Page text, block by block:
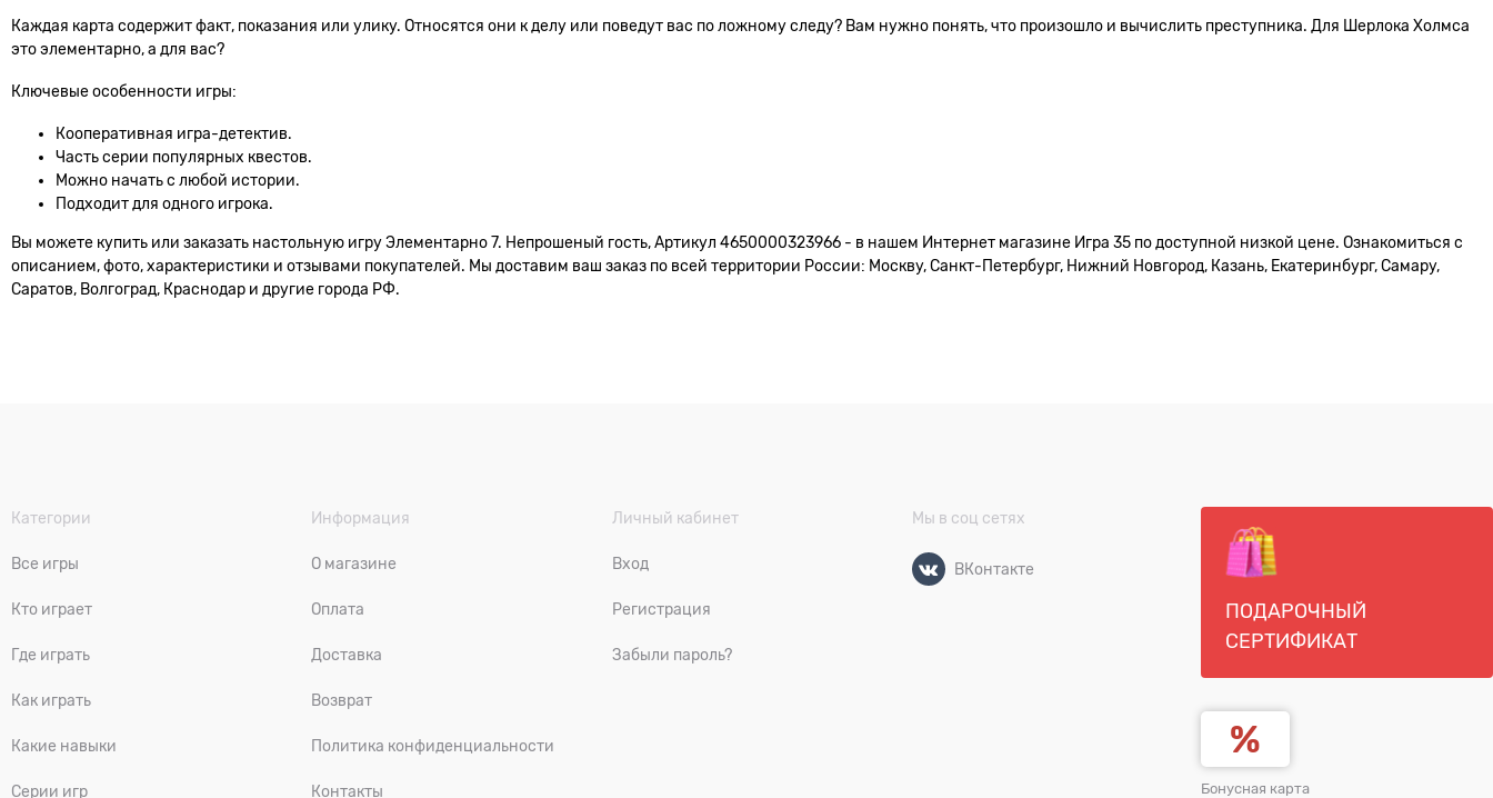
Каждая карта содержит факт, показания или улику. Относятся они к делу или поведут вас по ложному следу? Вам нужно понять, что произошло и вычислить преступника. Для Шерлока Холмса
это элементарно, а для вас?
Ключевые особенности игры:
Кооперативная игра-детектив.
Часть серии популярных квестов.
Можно начать с любой истории.
Подходит для одного игрока.
Вы можете купить или заказать настольную игру Элементарно 7. Непрошеный гость, Артикул 4650000323966 - в нашем Интернет магазине Игра 35 по доступной низкой цене. Ознакомиться с
описанием, фото, характеристики и отзывами покупателей. Мы доставим ваш заказ по всей территории России: Москву, Санкт-Петербург, Нижний Новгород, Казань, Екатеринбург, Самару,
Саратов, Волгоград, Краснодар и другие города РФ.
Категории
Все игры
Кто играет
Где играть
Как играть
Какие навыки
Серии игр
Информация
О магазине
Оплата
Доставка
Возврат
Политика конфиденциальности
Контакты
Личный кабинет
Вход
Регистрация
Забыли пароль?
Мы в соц сетях
ВКонтакте
ПОДАРОЧНЫЙ
СЕРТИФИКАТ
Бонусная карта